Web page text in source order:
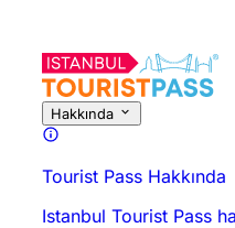
Hakkında
Tourist Pass Hakkında
Istanbul Tourist Pass